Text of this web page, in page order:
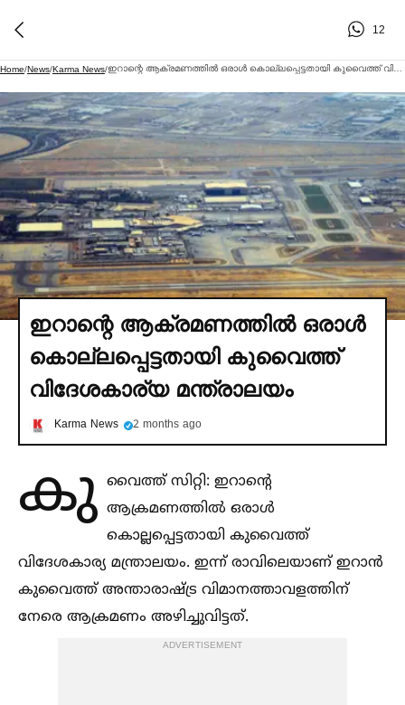
12
Home/News/Karma News/
ഇറാന്റെ ആക്രമണത്തില്‍ ഒരാള്‍
കൊല്ലപ്പെട്ടതായി കുവൈത്ത്
വിദേശകാര്യ മന്ത്രാലയം
Karma News 2 months ago
കു വൈത്ത് സിറ്റി: ഇറാന്റെ
ആക്രമണത്തില്‍ ഒരാള്‍
കൊല്ലപ്പെട്ടതായി കുവൈത്ത്
വിദേശകാര്യ മന്ത്രാലയം. ഇന്ന് രാവിലെയാണ് ഇറാൻ
കുവൈത്ത് അന്താരാഷ്ട്ര വിമാനത്താവളത്തിന്
നേരെ ആക്രമണം അഴിച്ചുവിട്ടത്.
ADVERTISEMENT